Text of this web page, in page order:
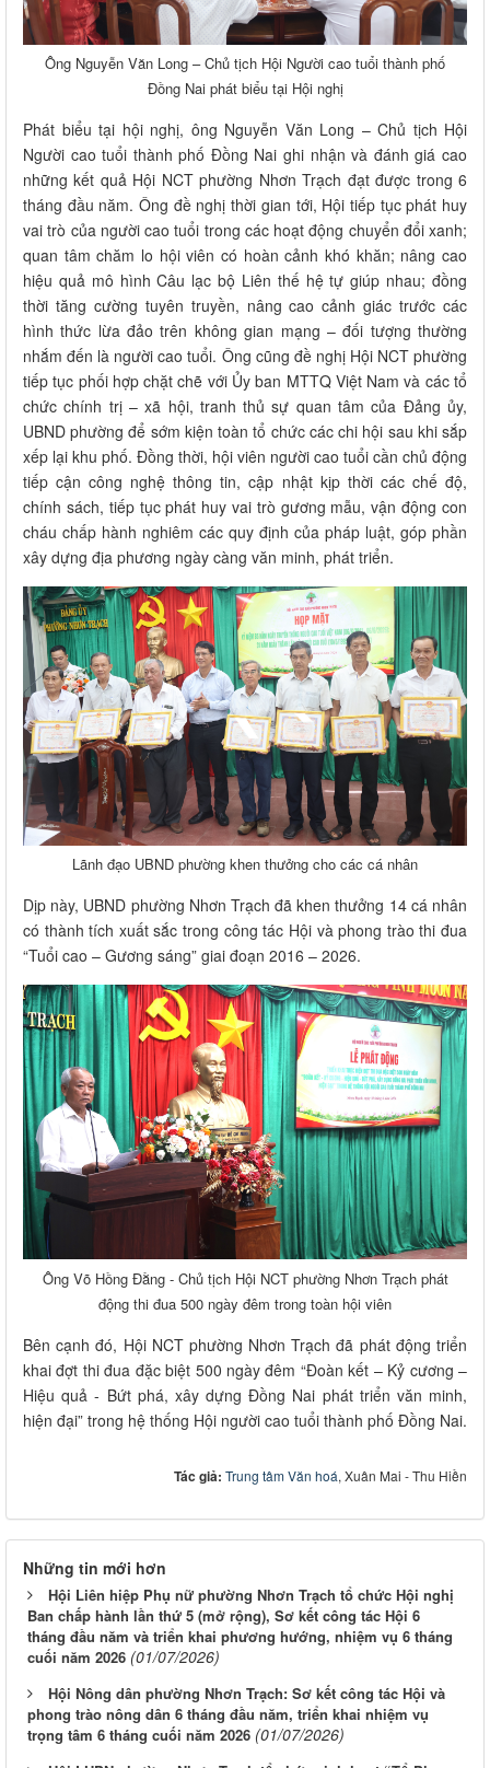
Ông Nguyễn Văn Long – Chủ tịch Hội Người cao tuổi thành phố
Đồng Nai phát biểu tại Hội nghị
Phát biểu tại hội nghị, ông Nguyễn Văn Long – Chủ tịch Hội
Người cao tuổi thành phố Đồng Nai ghi nhận và đánh giá cao
những kết quả Hội NCT phường Nhơn Trạch đạt được trong 6
tháng đầu năm. Ông đề nghị thời gian tới, Hội tiếp tục phát huy
vai trò của người cao tuổi trong các hoạt động chuyển đổi xanh;
quan tâm chăm lo hội viên có hoàn cảnh khó khăn; nâng cao
hiệu quả mô hình Câu lạc bộ Liên thế hệ tự giúp nhau; đồng
thời tăng cường tuyên truyền, nâng cao cảnh giác trước các
hình thức lừa đảo trên không gian mạng – đối tượng thường
nhắm đến là người cao tuổi. Ông cũng đề nghị Hội NCT phường
tiếp tục phối hợp chặt chẽ với Ủy ban MTTQ Việt Nam và các tổ
chức chính trị – xã hội, tranh thủ sự quan tâm của Đảng ủy,
UBND phường để sớm kiện toàn tổ chức các chi hội sau khi sắp
xếp lại khu phố. Đồng thời, hội viên người cao tuổi cần chủ động
tiếp cận công nghệ thông tin, cập nhật kịp thời các chế độ,
chính sách, tiếp tục phát huy vai trò gương mẫu, vận động con
cháu chấp hành nghiêm các quy định của pháp luật, góp phần
xây dựng địa phương ngày càng văn minh, phát triển.
Lãnh đạo UBND phường khen thưởng cho các cá nhân
Dịp này, UBND phường Nhơn Trạch đã khen thưởng 14 cá nhân
có thành tích xuất sắc trong công tác Hội và phong trào thi đua
“Tuổi cao – Gương sáng” giai đoạn 2016 – 2026.
Ông Võ Hồng Đằng - Chủ tịch Hội NCT phường Nhơn Trạch phát
động thi đua 500 ngày đêm trong toàn hội viên
Bên cạnh đó, Hội NCT phường Nhơn Trạch đã phát động triển
khai đợt thi đua đặc biệt 500 ngày đêm “Đoàn kết – Kỷ cương –
Hiệu quả - Bứt phá, xây dựng Đồng Nai phát triển văn minh,
hiện đại” trong hệ thống Hội người cao tuổi thành phố Đồng Nai.
Tác giả: Trung tâm Văn hoá, Xuân Mai - Thu Hiền
Những tin mới hơn
Hội Liên hiệp Phụ nữ phường Nhơn Trạch tổ chức Hội nghị
Ban chấp hành lần thứ 5 (mở rộng), Sơ kết công tác Hội 6
tháng đầu năm và triển khai phương hướng, nhiệm vụ 6 tháng
cuối năm 2026 (01/07/2026)
Hội Nông dân phường Nhơn Trạch: Sơ kết công tác Hội và
phong trào nông dân 6 tháng đầu năm, triển khai nhiệm vụ
trọng tâm 6 tháng cuối năm 2026 (01/07/2026)